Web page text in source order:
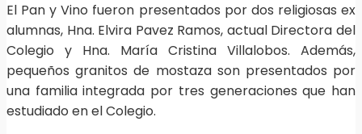
El Pan y Vino fueron presentados por dos religiosas ex
alumnas, Hna. Elvira Pavez Ramos, actual Directora del
Colegio y Hna. María Cristina Villalobos. Además,
pequeños granitos de mostaza son presentados por
una familia integrada por tres generaciones que han
estudiado en el Colegio.